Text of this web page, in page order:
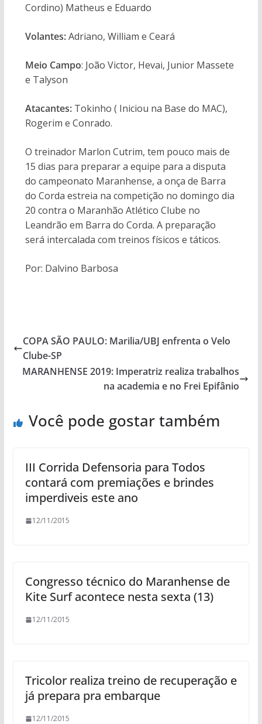
Cordino) Matheus e Eduardo
Volantes:Adriano, William e Ceará
Meio Campo: João Victor, Hevai, Junior Massete
e Talyson
Atacantes:Tokinho ( Iniciou na Base do MAC),
Rogerim e Conrado.
O treinador Marlon Cutrim, tem pouco mais de
15 dias para preparar a equipe para a disputa
do campeonato Maranhense, a onça de Barra
do Corda estreia na competição no domingo dia
20 contra o Maranhão Atlético Clube no
Leandrão em Barra do Corda. A preparação
será intercalada com treinos físicos e táticos.
Por: Dalvino Barbosa
COPA SÃO PAULO: Marilia/UBJ enfrenta o Velo
Clube-SP
MARANHENSE 2019: Imperatriz realiza trabalhos
na academia e no Frei Epifânio
Você pode gostar também
III Corrida Defensoria para Todos
contará com premiações e brindes
imperdiveis este ano
12/11/2015
Congresso técnico do Maranhense de
Kite Surf acontece nesta sexta (13)
12/11/2015
Tricolor realiza treino de recuperação e
já prepara pra embarque
12/11/2015